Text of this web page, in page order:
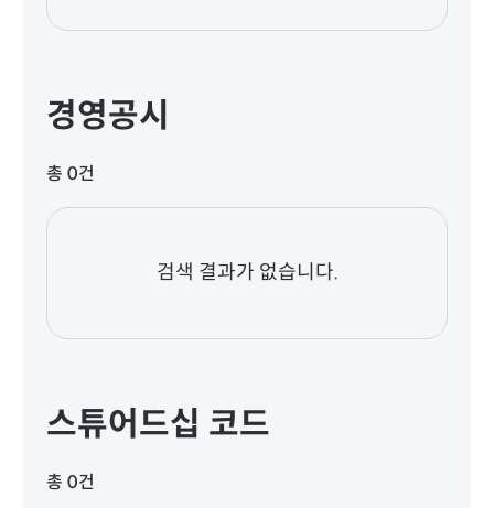
경영공시
총 0건
검색 결과가 없습니다.
스튜어드십 코드
총 0건